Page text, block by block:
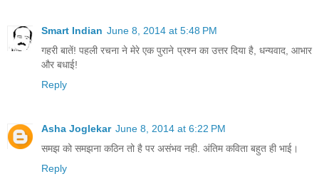
Smart Indian June 8, 2014 at 5:48 PM
गहरी बातें! पहली रचना ने मेरे एक पुराने प्रश्न का उत्तर दिया है, धन्यवाद, आभार
और बधाई!
Reply
Asha Joglekar June 8, 2014 at 6:22 PM
समझ को समझना कठिन तो है पर असंभव नही. अंतिम कविता बहुत ही भाई।
Reply